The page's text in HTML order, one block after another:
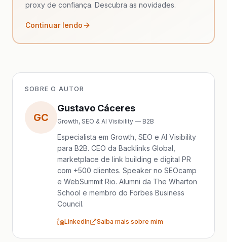
proxy de confiança. Descubra as novidades.
Continuar lendo
SOBRE O AUTOR
GC
Gustavo Cáceres
Growth, SEO & AI Visibility — B2B
Especialista em Growth, SEO e AI Visibility
para B2B. CEO da Backlinks Global,
marketplace de link building e digital PR
com +500 clientes. Speaker no SEOcamp
e WebSummit Rio. Alumni da The Wharton
School e membro do Forbes Business
Council.
LinkedIn Saiba mais sobre mim